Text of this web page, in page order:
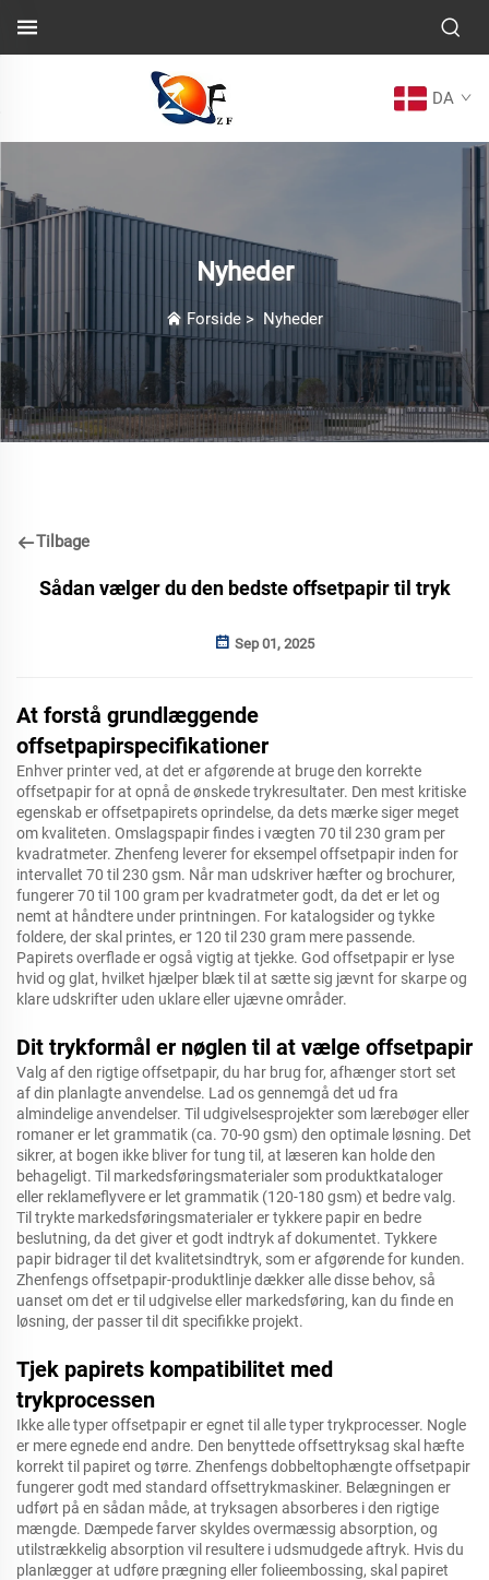
DA
Nyheder
Forside > Nyheder
Tilbage
Sådan vælger du den bedste offsetpapir til tryk
Sep 01, 2025
At forstå grundlæggende
offsetpapirspecifikationer
Enhver printer ved, at det er afgørende at bruge den korrekte
offsetpapir for at opnå de ønskede trykresultater. Den mest kritiske
egenskab er offsetpapirets oprindelse, da dets mærke siger meget
om kvaliteten. Omslagspapir findes i vægten 70 til 230 gram per
kvadratmeter. Zhenfeng leverer for eksempel offsetpapir inden for
intervallet 70 til 230 gsm. Når man udskriver hæfter og brochurer,
fungerer 70 til 100 gram per kvadratmeter godt, da det er let og
nemt at håndtere under printningen. For katalogsider og tykke
foldere, der skal printes, er 120 til 230 gram mere passende.
Papirets overflade er også vigtig at tjekke. God offsetpapir er lyse
hvid og glat, hvilket hjælper blæk til at sætte sig jævnt for skarpe og
klare udskrifter uden uklare eller ujævne områder.
Dit trykformål er nøglen til at vælge offsetpapir
Valg af den rigtige offsetpapir, du har brug for, afhænger stort set
af din planlagte anvendelse. Lad os gennemgå det ud fra
almindelige anvendelser. Til udgivelsesprojekter som lærebøger eller
romaner er let grammatik (ca. 70-90 gsm) den optimale løsning. Det
sikrer, at bogen ikke bliver for tung til, at læseren kan holde den
behageligt. Til markedsføringsmaterialer som produktkataloger
eller reklameflyvere er let grammatik (120-180 gsm) et bedre valg.
Til trykte markedsføringsmaterialer er tykkere papir en bedre
beslutning, da det giver et godt indtryk af dokumentet. Tykkere
papir bidrager til det kvalitetsindtryk, som er afgørende for kunden.
Zhenfengs offsetpapir-produktlinje dækker alle disse behov, så
uanset om det er til udgivelse eller markedsføring, kan du finde en
løsning, der passer til dit specifikke projekt.
Tjek papirets kompatibilitet med
trykprocessen
Ikke alle typer offsetpapir er egnet til alle typer trykprocesser. Nogle
er mere egnede end andre. Den benyttede offsettryksag skal hæfte
korrekt til papiret og tørre. Zhenfengs dobbeltophængte offsetpapir
fungerer godt med standard offsettrykmaskiner. Belægningen er
udført på en sådan måde, at tryksagen absorberes i den rigtige
mængde. Dæmpede farver skyldes overmæssig absorption, og
utilstrækkelig absorption vil resultere i udsmudgede aftryk. Hvis du
planlægger at udføre prægning eller folieembossing, skal papiret